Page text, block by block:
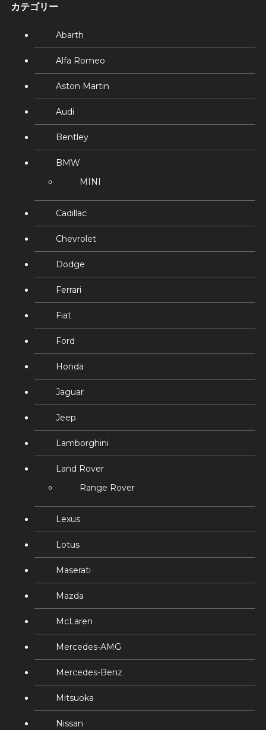
カテゴリー
Abarth
Alfa Romeo
Aston Martin
Audi
Bentley
BMW
MINI
Cadillac
Chevrolet
Dodge
Ferrari
Fiat
Ford
Honda
Jaguar
Jeep
Lamborghini
Land Rover
Range Rover
Lexus
Lotus
Maserati
Mazda
McLaren
Mercedes-AMG
Mercedes-Benz
Mitsuoka
Nissan